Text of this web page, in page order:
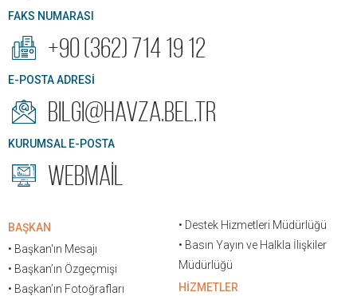
FAKS NUMARASI
+90 (362) 714 19 12
E-POSTA ADRESİ
bilgi@havza.bel.tr
KURUMSAL E-POSTA
WEBMAİL
BAŞKAN
• Başkan'ın Mesajı
• Başkan’ın Özgeçmişi
• Başkan’ın Fotoğrafları
• Destek Hizmetleri Müdürlüğü
• Basın Yayın ve Halkla İlişkiler
Müdürlüğü
HİZMETLER